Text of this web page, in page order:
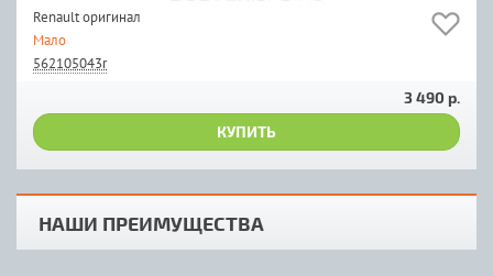
Renault оригинал
Мало
562105043r
3 490 р.
КУПИТЬ
НАШИ ПРЕИМУЩЕСТВА